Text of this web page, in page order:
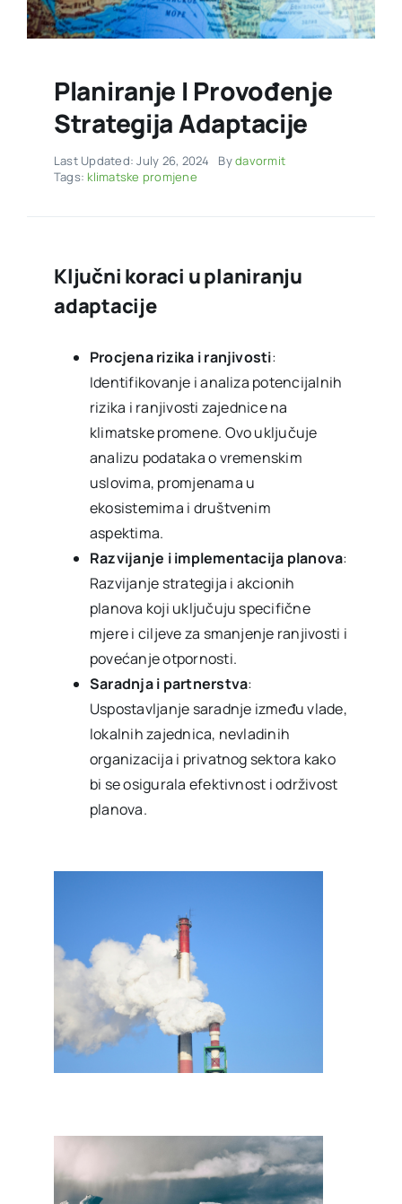
Planiranje I Provođenje
Strategija Adaptacije
Last Updated: July 26, 2024 Bydavormit
Tags: klimatske promjene
Ključni koraci u planiranju
adaptacije
Procjena rizika i ranjivosti:
Identifikovanje i analiza potencijalnih
rizika i ranjivosti zajednice na
klimatske promene. Ovo uključuje
analizu podataka o vremenskim
uslovima, promjenama u
ekosistemima i društvenim
aspektima.
Razvijanje i implementacija planova:
Razvijanje strategija i akcionih
planova koji uključuju specifične
mjere i ciljeve za smanjenje ranjivosti i
povećanje otpornosti.
Saradnja i partnerstva:
Uspostavljanje saradnje između vlade,
lokalnih zajednica, nevladinih
organizacija i privatnog sektora kako
bi se osigurala efektivnost i održivost
planova.